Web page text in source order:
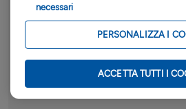
Fino a
senza spese di istruttoria
rinunciare alle strategie
ed eventuali
necessari
PERSONALIZZA I
ACCETTA TUTTI I